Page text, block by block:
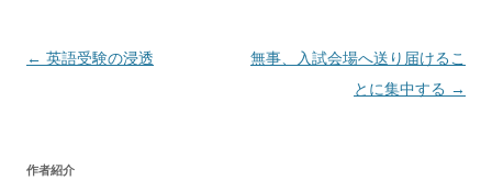
投
ゲ
← 英語受験の浸透
無事、入試会場へ送り届けるこ
とに集中する →
作者紹介